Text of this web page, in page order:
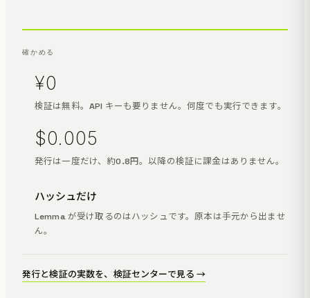
確かめる
¥0
検証は無料。API キーも要りません。何度でも実行できます。
$0.005
発行は一度だけ、約0.8円。以降の検証に課金はありません。
ハッシュだけ
Lemma が受け取るのはハッシュです。原本は手元から出ませ
ん。
発行と検証の実数を、検証センターで見る →